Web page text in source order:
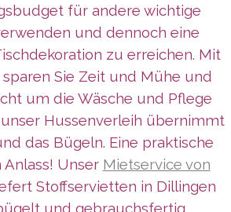
für andere wichtige
und dennoch eine
zu erreichen. Mit
Sie Zeit und Mühe und
um die Wäsche und Pflege
Hussenverleih übernimmt
das Bügeln. Eine praktische
Unser Mietservice von
Stoffservietten in Dillingen
und gebrauchsfertig.